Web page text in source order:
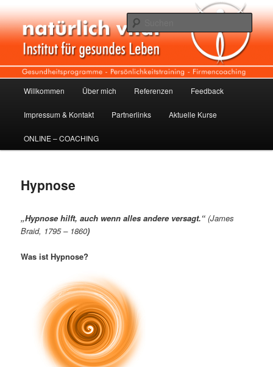
Inhalt
wechseln
Natürlich vital
Willkommen Über mich Referenzen Feedback
Impressum & Kontakt Partnerlinks Aktuelle Kurse
ONLINE – COACHING
Hypnose
„Hypnose hilft, auch wenn alles andere versagt.“ (James
Braid, 1795 – 1860)
Was ist Hypnose?